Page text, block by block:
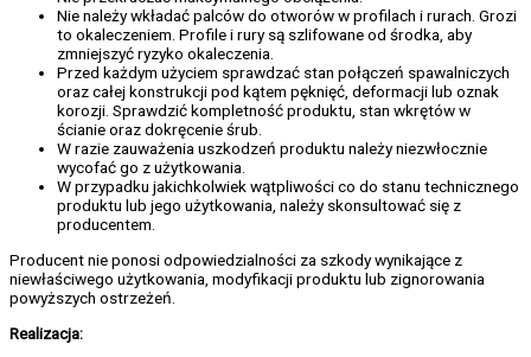
Nie należy wkładać palców do otworów w profilach i rurach. Grozi
to okaleczeniem. Profile i rury są szlifowane od środka, aby
zmniejszyć ryzyko okaleczenia.
Przed każdym użyciem sprawdzać stan połączeń spawalniczych
oraz całej konstrukcji pod kątem pęknięć, deformacji lub oznak
korozji. Sprawdzić kompletność produktu, stan wkrętów w
ścianie oraz dokręcenie śrub.
W razie zauważenia uszkodzeń produktu należy niezwłocznie
wycofać go z użytkowania.
W przypadku jakichkolwiek wątpliwości co do stanu technicznego
produktu lub jego użytkowania, należy skonsultować się z
producentem.
Producent nie ponosi odpowiedzialności za szkody wynikające z
niewłaściwego użytkowania, modyfikacji produktu lub zignorowania
powyższych ostrzeżeń.
Realizacja: